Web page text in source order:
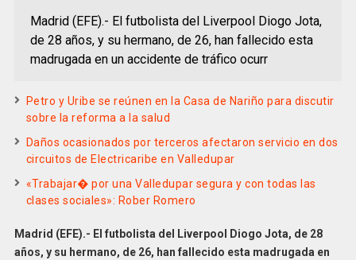
Madrid (EFE).- El futbolista del Liverpool Diogo Jota,
de 28 años, y su hermano, de 26, han fallecido esta
madrugada en un accidente de tráfico ocurr
Petro y Uribe se reúnen en la Casa de Nariño para discutir
sobre la reforma a la salud
Daños ocasionados por terceros afectaron servicio en dos
circuitos de Electricaribe en Valledupar
«Trabajar� por una Valledupar segura y con todas las
clases sociales»: Rober Romero
Madrid (EFE).- El futbolista del Liverpool Diogo Jota, de 28
años, y su hermano, de 26, han fallecido esta madrugada en